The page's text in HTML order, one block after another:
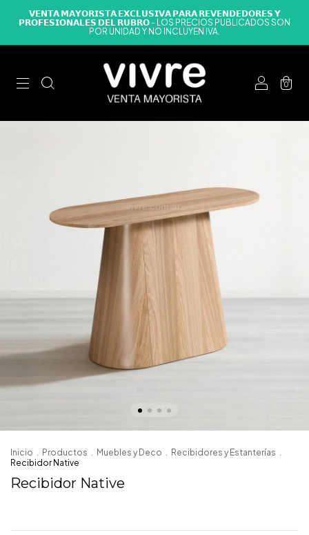
𝗩𝗘𝗡𝗧𝗔 𝗠𝗔𝗬𝗢𝗥𝗜𝗦𝗧𝗔 𝗘𝗫𝗖𝗟𝗨𝗦𝗜𝗩𝗔 𝗣𝗔𝗥𝗔 𝗥𝗘𝗩𝗘𝗡𝗗𝗘𝗗𝗢𝗥𝗘𝗦 𝗬
𝗣𝗥𝗢𝗙𝗘𝗦𝗜𝗢𝗡𝗔𝗟𝗘𝗦 𝗗𝗘𝗟 𝗥𝗨𝗕𝗥𝗢 - LOS PRECIOS PUBLICADOS SON
POR UNIDAD Y NO INCLUYEN IVA.
0
Inicio . Productos . Muebles y Deco . Recibidores y Estanterías .
Recibidor Native
Recibidor Native